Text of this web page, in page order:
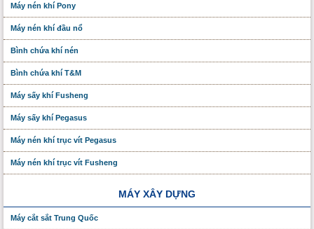
Máy nén khí Pony
Máy nén khí đầu nổ
Bình chứa khí nén
Bình chứa khí T&M
Máy sấy khí Fusheng
Máy sấy khí Pegasus
Máy nén khí trục vít Pegasus
Máy nén khí trục vít Fusheng
MÁY XÂY DỰNG
Máy cắt sắt Trung Quốc